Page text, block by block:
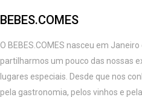
BEBES.COMES
O BEBES.COMES nasceu em
partilharmos um pouco das nossas
lugares especiais. Desde que nos
pela gastronomia, pelos vinhos e